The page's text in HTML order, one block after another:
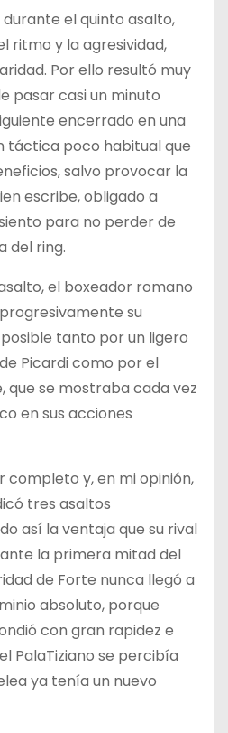
el quinto asalto,
ritmo y la agresividad,
Por ello resultó muy
pasar casi un minuto
encerrado en una
táctica poco habitual que
salvo provocar la
escribe, obligado a
para no perder de
del ring.
el boxeador romano
su
tanto por un ligero
Picardi como por el
que se mostraba cada vez
en sus acciones
completo y, en mi opinión,
tres asaltos
así la ventaja que su rival
la primera mitad del
de Forte nunca llegó a
absoluto, porque
con gran rapidez e
PalaTiziano se percibía
ya tenía un nuevo